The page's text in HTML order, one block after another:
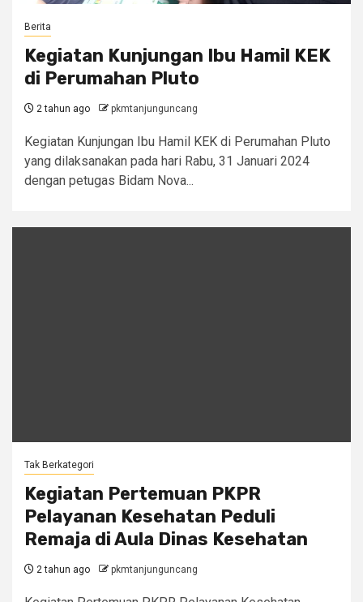
Berita
Kegiatan Kunjungan Ibu Hamil KEK
di Perumahan Pluto
2 tahun ago pkmtanjunguncang
Kegiatan Kunjungan Ibu Hamil KEK di Perumahan Pluto
yang dilaksanakan pada hari Rabu, 31 Januari 2024
dengan petugas Bidam Nova...
Tak Berkategori
Kegiatan Pertemuan PKPR
Pelayanan Kesehatan Peduli
Remaja di Aula Dinas Kesehatan
2 tahun ago pkmtanjunguncang